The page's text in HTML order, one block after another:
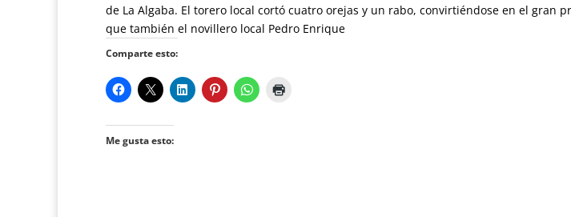
de La Algaba. El torero local cortó cuatro orejas y un rabo, convirtiéndose en el gran
que también el novillero local Pedro Enrique
Comparte esto:
Me gusta esto: